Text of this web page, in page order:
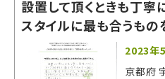
設置して頂くときも丁寧
スタイルに最も合うも
からです。「お家の一部
意を感じ信用できると思
2023年
京都府